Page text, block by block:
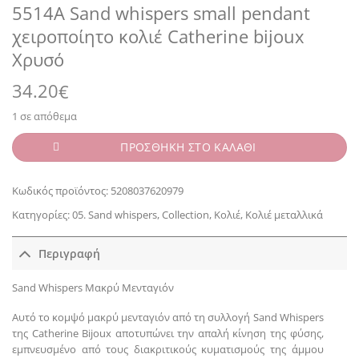
5514A Sand whispers small pendant
χειροποίητο κολιέ Catherine bijoux
Χρυσό
34.20€
1 σε απόθεμα
ΠΡΟΣΘΗΚΗ ΣΤΟ ΚΑΛΑΘΙ
Κωδικός προϊόντος: 5208037620979
Κατηγορίες:05. Sand whispers,Collection, Κολιέ, Κολιέ μεταλλικά
Περιγραφή
Sand Whispers Μακρύ Μενταγιόν
Αυτό το κομψό μακρύ μενταγιόν από τη συλλογή Sand Whispers
της Catherine Bijoux αποτυπώνει την απαλή κίνηση της φύσης,
εμπνευσμένο από τους διακριτικούς κυματισμούς της άμμου